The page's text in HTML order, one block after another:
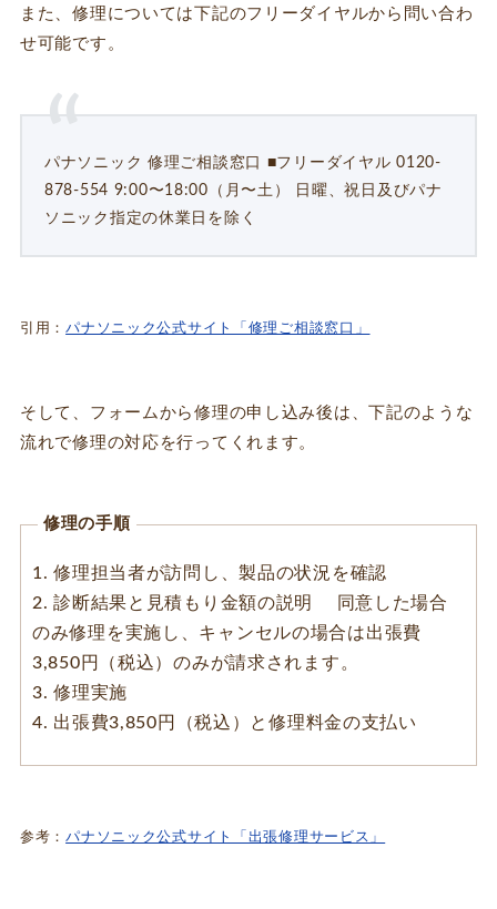
また、修理については下記のフリーダイヤルから問い合わ
せ可能です。
パナソニック 修理ご相談窓口 ■フリーダイヤル 0120-
878-554 9:00〜18:00（月〜土） 日曜、祝日及びパナ
ソニック指定の休業日を除く
引用：パナソニック公式サイト「修理ご相談窓口」
そして、フォームから修理の申し込み後は、下記のような
流れで修理の対応を行ってくれます。
修理の手順
1. 修理担当者が訪問し、製品の状況を確認
2. 診断結果と見積もり金額の説明 同意した場合
のみ修理を実施し、キャンセルの場合は出張費
3,850円（税込）のみが請求されます。
3. 修理実施
4. 出張費3,850円（税込）と修理料金の支払い
参考：パナソニック公式サイト「出張修理サービス」